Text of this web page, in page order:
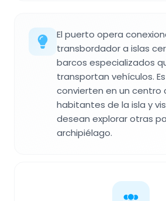
El puerto opera
transbordador a islas
barcos especializados
transportan vehículos.
convierten en un centro
habitantes de la isla y
desean explorar otras
archipiélago.